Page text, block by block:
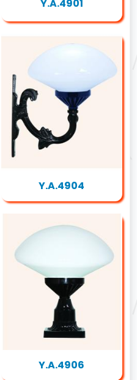
Y.A.4901
Y.A.4904
Y.A.4906